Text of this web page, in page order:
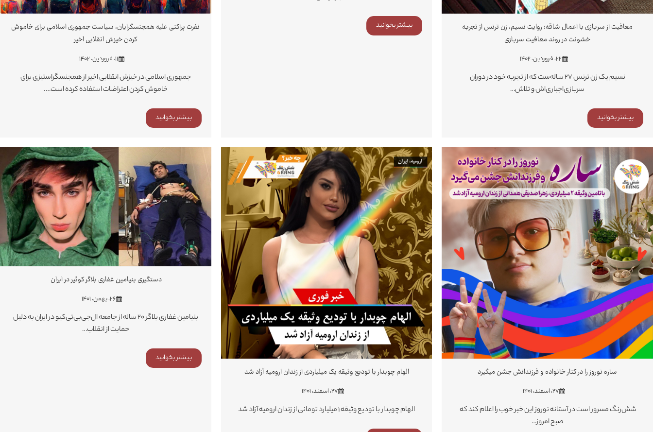
معافیت از سربازی با اعمال شاقه؛ روایت نسیم، زن ترنس از تجربه
خشونت در روند معافیت سربازی
۲۲، فروردین، ۱۴۰۲
نسیم یک زن ترنس ۲۷ ساله‌ست که از تجربه خود در دوران
سربازی‌اجباری‌اش و تلاش…
بیشتر بخوانید
بیشتر بخوانید
نفرت پراکنی علیه همجنسگرایان، سیاست جمهوری اسلامی برای خاموش
کردن خیزش انقلابی اخیر
۱۱، فروردین، ۱۴۰۲
جمهوری اسلامی در خیزش انقلابی اخیر از همجنسگراستیزی برای
خاموش کردن اعتراضات استفاده کرده است….
بیشتر بخوانید
ساره نوروز را در کنار خانواده و فرزندانش جشن میگیرد
۲۷، اسفند، ۱۴۰۱
شش‌رنگ مسرور است در آستانه نوروز این خبر خوب را اعلام کند که
صبح امروز…
الهام چوبدار با تودیع وثیقه یک میلیاردی از زندان ارومیه آزاد شد
۲۷، اسفند، ۱۴۰۱
الهام چوبدار با تودیع وثیقه ۱ میلیارد تومانی از زندان ارومیه آزاد شد
دستگیری بنیامین غفاری بلاگر کوئیر در ایران
۲۶، بهمن، ۱۴۰۱
بنیامین غفاری بلاگر ۲۰ ساله از جامعه ال‌جی‌بی‌تی‌کیو در ایران به دلیل
حمایت از انقلاب…
بیشتر بخوانید